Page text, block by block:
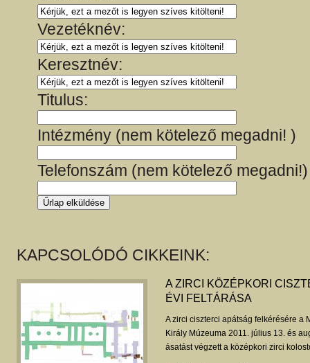
Vezetéknév:
Keresztnév:
Titulus:
Intézmény (nem kötelező megadni! )
Telefonszám (nem kötelező megadni!)
KAPCSOLÓDÓ CIKKEINK:
A ZIRCI KÖZÉPKORI
ÉVI FELTÁRÁSA
A zirci ciszterci apátság felkérésére a
Király Múzeuma 2011. július 13. és
ásatást végzett a középkori zirci